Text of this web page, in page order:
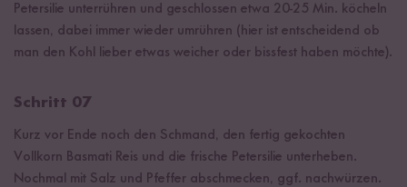
Petersilie unterrühren und geschlossen etwa 20-25 Min. köcheln
lassen, dabei immer wieder umrühren (hier ist entscheidend ob
man den Kohl lieber etwas weicher oder bissfest haben möchte).
Schritt 07
Kurz vor Ende noch den Schmand, den fertig gekochten
Vollkorn Basmati Reis und die frische Petersilie unterheben.
Nochmal mit Salz und Pfeffer abschmecken, ggf. nachwürzen.